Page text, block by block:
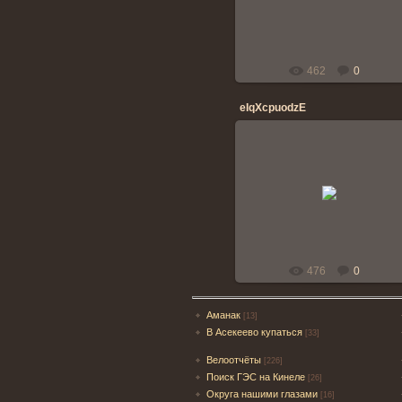
462 0
eIqXcpuodzE
476 0
Аманак [13]
В Асекеево купаться [33]
Велоотчёты [226]
Поиск ГЭС на Кинеле [26]
Округа нашими глазами [16]